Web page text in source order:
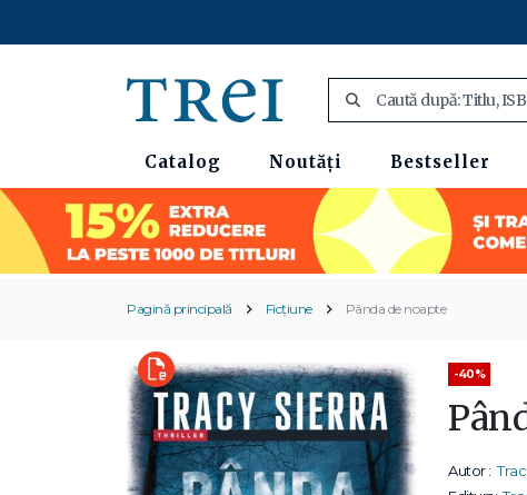
Catalog Noutăți Bestseller
Pagină principală Ficțiune Pânda de noapte
-40%
Autor :